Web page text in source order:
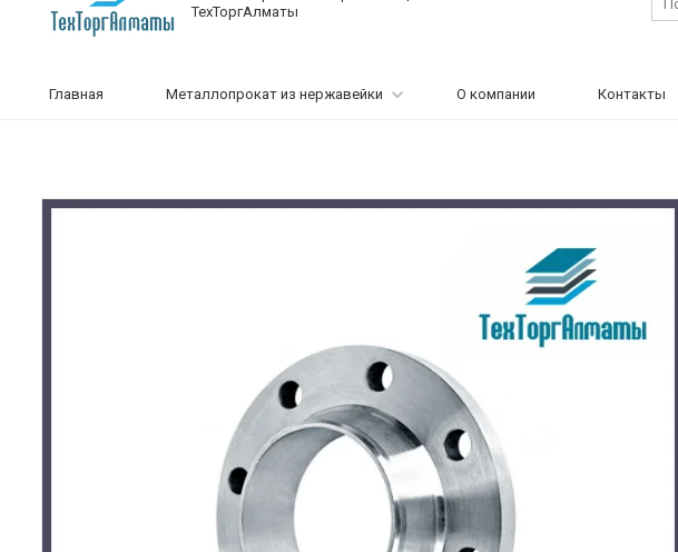
ТехТоргАлматы
Главная Металлопрокат из нержавейки О компании Контакты